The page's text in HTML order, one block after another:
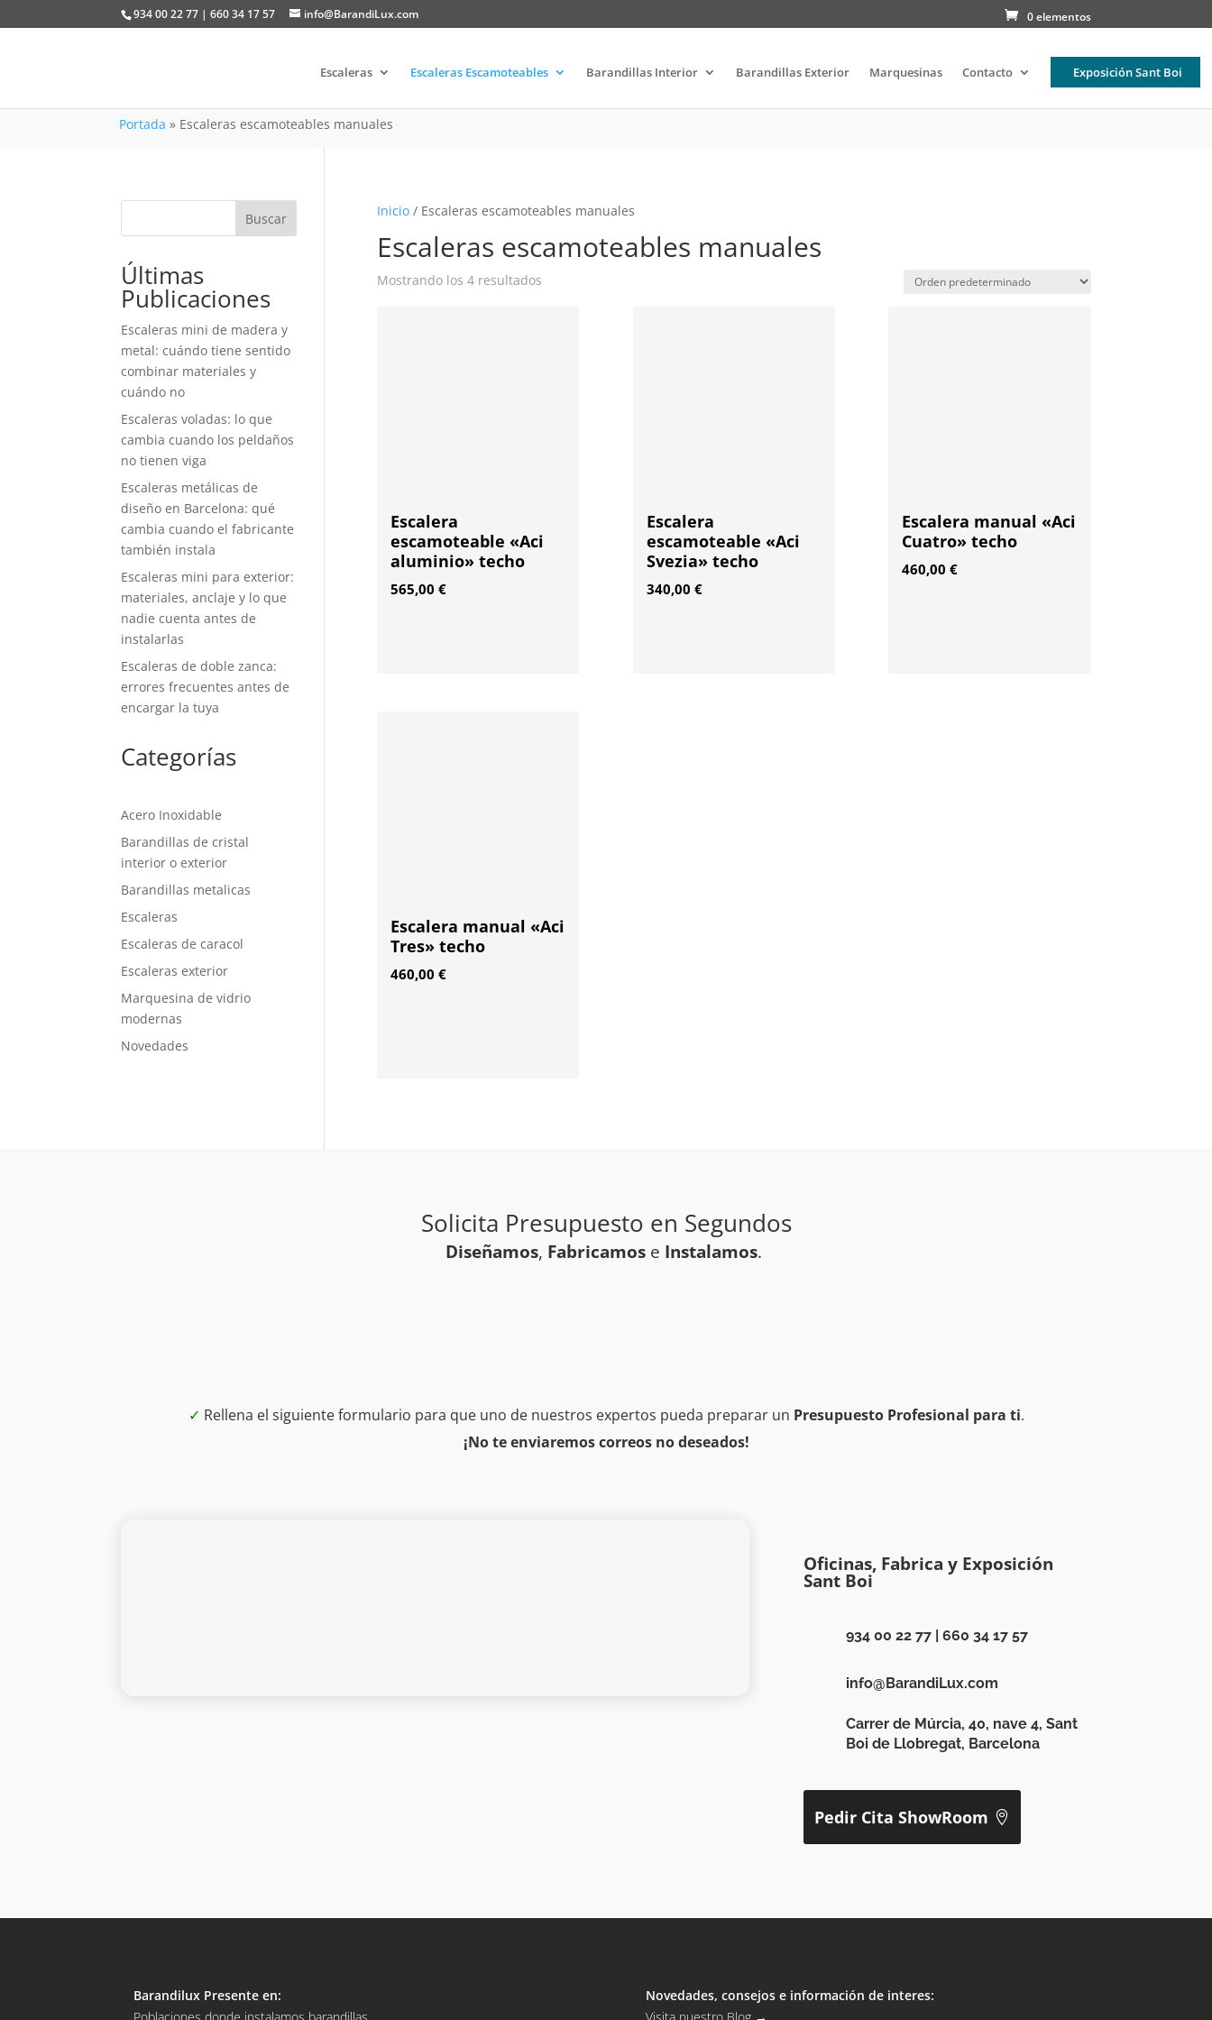
934 00 22 77 | 660 34 17 57 info@BarandiLux.com 0 elementos
Escaleras Escaleras Escamoteables Barandillas Interior Barandillas Exterior Marquesinas Contacto Exposición Sant Boi
Portada » Escaleras escamoteables manuales
Inicio/ Escaleras escamoteables manuales
Escaleras escamoteables manuales
Mostrando los 4 resultados
Escalera
escamoteable «Aci
aluminio» techo
565,00 €
Escalera
escamoteable «Aci
Svezia» techo
340,00 €
Escalera manual «Aci
Cuatro» techo
460,00€
Escalera manual «Aci
Tres» techo
460,00 €
Buscar
Últimas
Publicaciones
Escaleras mini de madera y
metal: cuándo tiene sentido
combinar materiales y
cuándo no
Escaleras voladas: lo que
cambia cuando los peldaños
no tienen viga
Escaleras metálicas de
diseño en Barcelona: qué
cambia cuando el fabricante
también instala
Escaleras mini para exterior:
materiales, anclaje y lo que
nadie cuenta antes de
instalarlas
Escaleras de doble zanca:
errores frecuentes antes de
encargar la tuya
Categorías
Acero Inoxidable
Barandillas de cristal
interior o exterior
Barandillas metalicas
Escaleras
Escaleras de caracol
Escaleras exterior
Marquesina de vidrio
modernas
Novedades
Solicita Presupuesto en Segundos
Diseñamos, Fabricamos e Instalamos.
✓ Rellena el siguiente formulario para que uno de nuestros expertos pueda preparar un Presupuesto Profesional para ti.
¡No te enviaremos correos no deseados!
Oficinas, Fabrica y Exposición
Sant Boi
934 00 22 77 |660 34 17 57
info@BarandiLux.com
Carrer de Múrcia, 40, nave 4, Sant
Boi de Llobregat, Barcelona
Pedir Cita ShowRoom
Barandilux Presente en:
Novedades, consejos e información de interes: